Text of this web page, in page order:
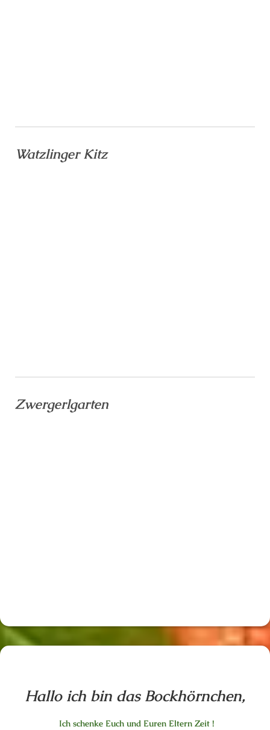
Watzlinger Kitz
Zwergerlgarten
Hallo ich bin das Bockhörnchen,
Ich schenke Euch und Euren Eltern Zeit !